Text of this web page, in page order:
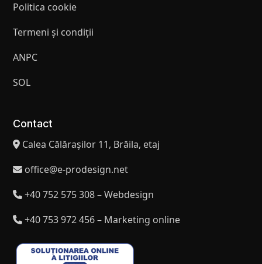
Politica cookie
Termeni și condiții
ANPC
SOL
Contact
Calea Călărașilor 11, Brăila, etaj
office@e-prodesign.net
+40 752 575 308 – Webdesign
+40 753 972 456 – Marketing online